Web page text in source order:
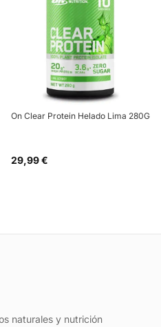
On Clear Protein Helado Lima 280G
29,99 €
naturales y nutrición